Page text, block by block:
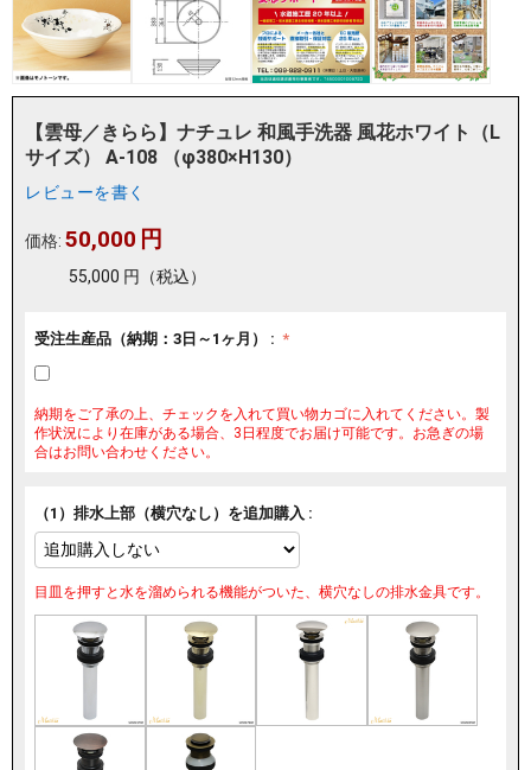
【雲母／きらら】ナチュレ 和風手洗器 風花ホワイト（L
サイズ） A-108 （φ380×H130）
レビューを書く
価格: 50,000 円
55,000 円 （税込）
受注生産品（納期：3日～1ヶ月） :
納期をご了承の上、チェックを入れて買い物カゴに入れてください。製
作状況により在庫がある場合、3日程度でお届け可能です。お急ぎの場
合はお問い合わせください。
（1）排水上部（横穴なし）を追加購入 :
目皿を押すと水を溜められる機能がついた、横穴なしの排水金具です。